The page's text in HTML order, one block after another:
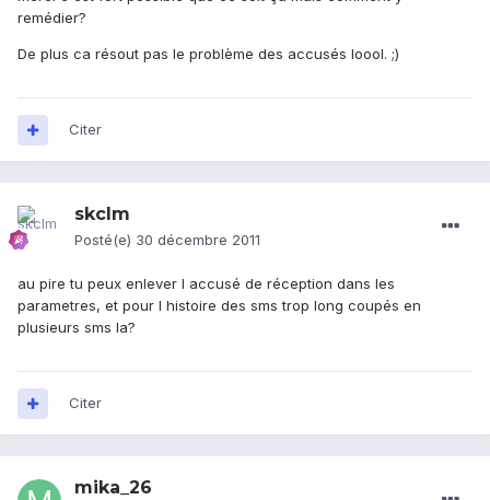
remédier?
De plus ca résout pas le problème des accusés loool. ;)
Citer
skclm
Posté(e) 30 décembre 2011
au pire tu peux enlever l accusé de réception dans les
parametres, et pour l histoire des sms trop long coupés en
plusieurs sms la?
Citer
mika_26